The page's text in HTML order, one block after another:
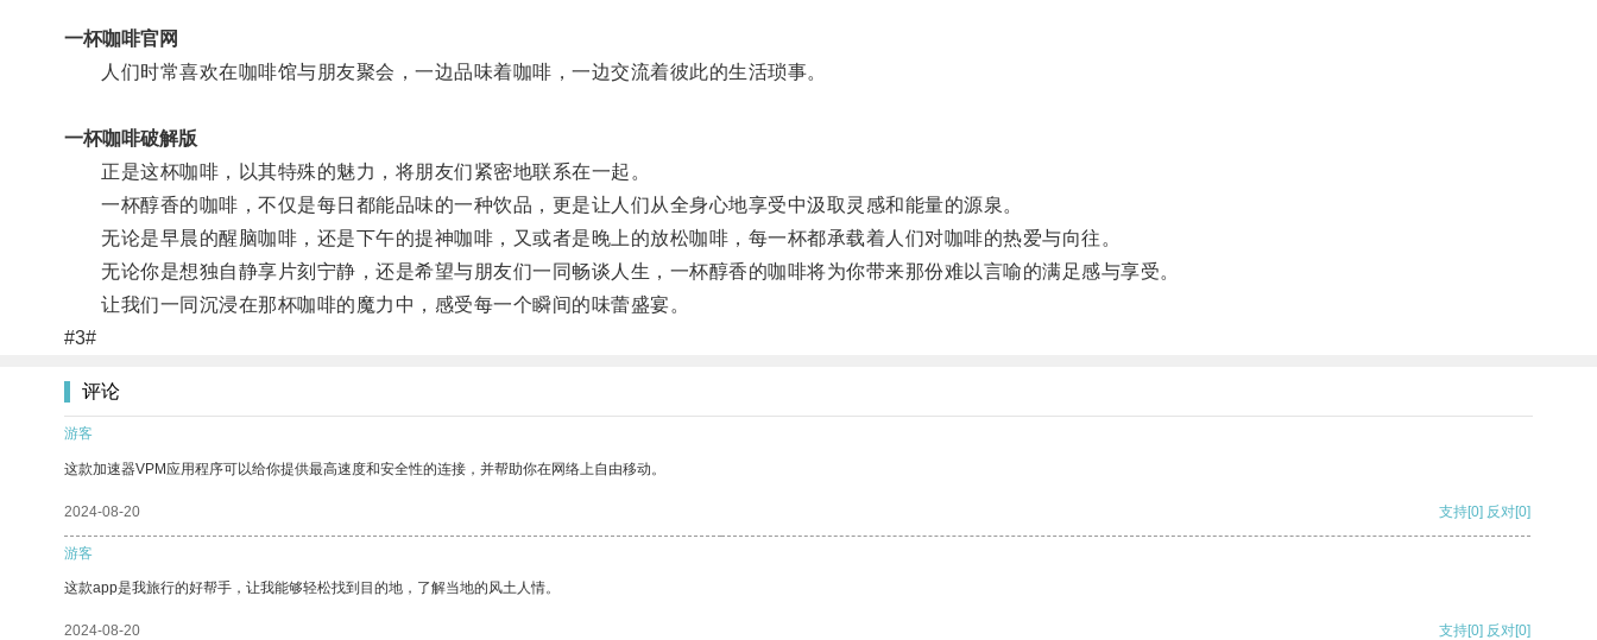
一杯咖啡官网
人们时常喜欢在咖啡馆与朋友聚会，一边品味着咖啡，一边交流着彼此的生活琐事。
一杯咖啡破解版
正是这杯咖啡，以其特殊的魅力，将朋友们紧密地联系在一起。
一杯醇香的咖啡，不仅是每日都能品味的一种饮品，更是让人们从全身心地享受中汲取灵感和能量的源泉。
无论是早晨的醒脑咖啡，还是下午的提神咖啡，又或者是晚上的放松咖啡，每一杯都承载着人们对咖啡的热爱与向往。
无论你是想独自静享片刻宁静，还是希望与朋友们一同畅谈人生，一杯醇香的咖啡将为你带来那份难以言喻的满足感与享受。
让我们一同沉浸在那杯咖啡的魔力中，感受每一个瞬间的味蕾盛宴。
#3#
评论
游客
这款加速器VPM应用程序可以给你提供最高速度和安全性的连接，并帮助你在网络上自由移动。
2024-08-20 支持[0] 反对[0]
游客
这款app是我旅行的好帮手，让我能够轻松找到目的地，了解当地的风土人情。
2024-08-20 支持[0] 反对[0]